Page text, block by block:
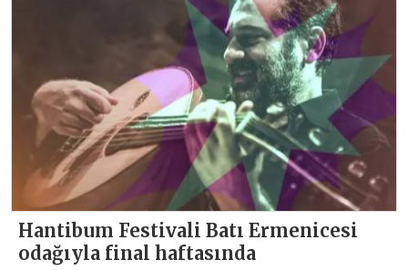
Hantibum Festivali Batı Ermenicesi
odağıyla final haftasında